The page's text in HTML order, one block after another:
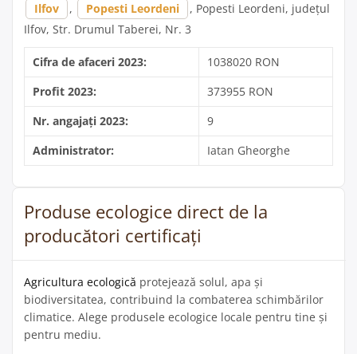
Ilfov , Popesti Leordeni
, Popesti Leordeni, județul
Ilfov, Str. Drumul Taberei, Nr. 3
Cifra de afaceri 2023:
1038020 RON
Profit 2023:
373955 RON
Nr. angajați 2023:
9
Administrator:
Iatan Gheorghe
Produse ecologice direct de la
producători certificați
Agricultura ecologică protejează solul, apa și
biodiversitatea, contribuind la combaterea schimbărilor
climatice. Alege produsele ecologice locale pentru tine și
pentru mediu.